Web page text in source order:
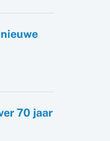
70 jaar